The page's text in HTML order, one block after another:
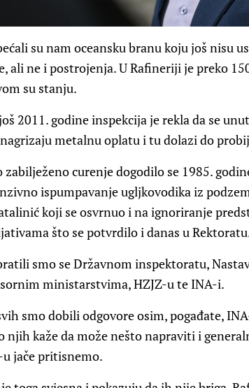
su nam oceansku branu koju još nisu
ali ne i postrojenja. U Rafineriji je preko
su stanju.
2011. godine inspekcija je rekla da se
metalnu oplatu i tu dolazi do
zabilježeno curenje dogodilo se 1985.
ispumpavanje ugljkovodika iz
koji se osvrnuo i na ignoriranje
što se potvrdilo i danas u
smo se Državnom inspektoratu,
ministarstvima, HZJZ-u te INA-i.
smo dobili odgovore osim, pogađate,
njih kaže da može nešto napraviti i
jače pritisnemo.